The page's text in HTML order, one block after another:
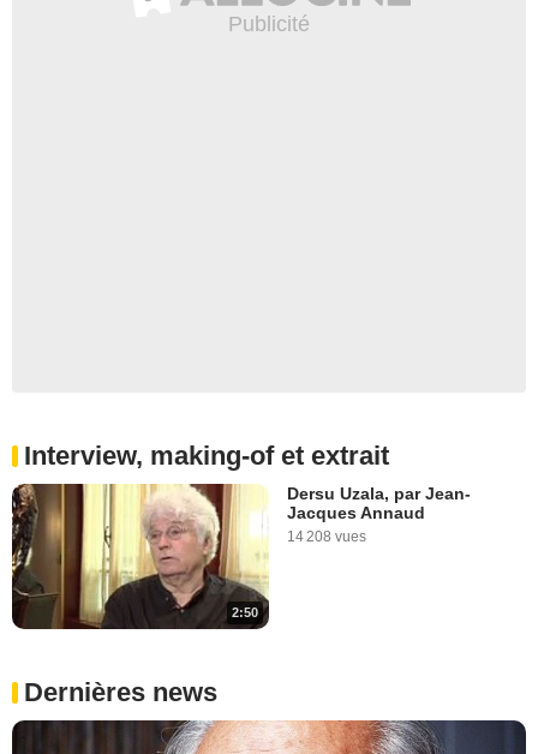
Interview, making-of et extrait
2:50
Dersu Uzala, par Jean-
Jacques Annaud
14 208 vues
Dernières news